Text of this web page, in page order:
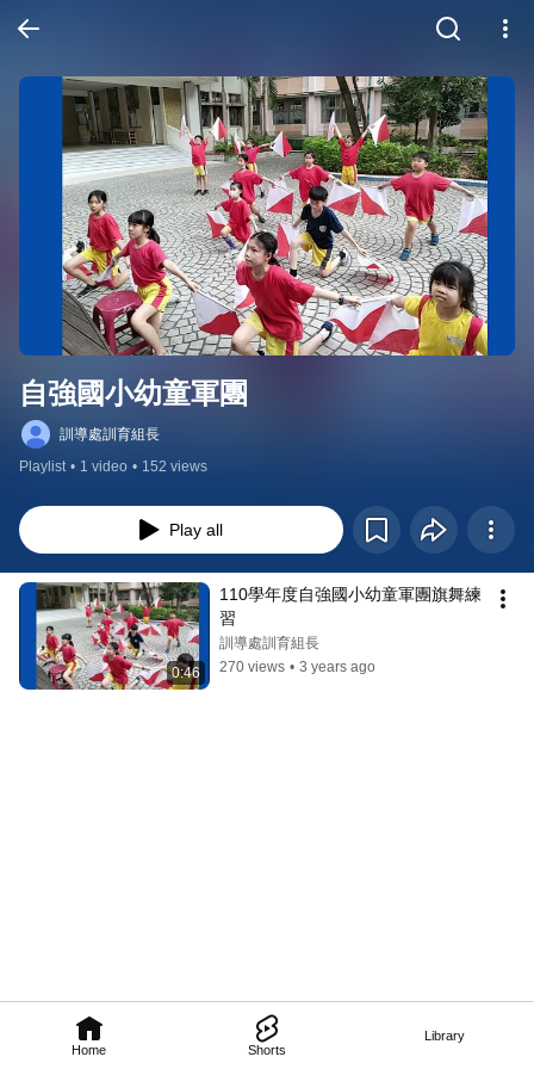
Home Shorts
Library
自強國小幼童軍團
訓導處訓育組長
Playlist • 1 video • 152 views
Play all
0:46
110學年度自強國小幼童軍團旗舞練
習
訓導處訓育組長
270 views • 3 years ago